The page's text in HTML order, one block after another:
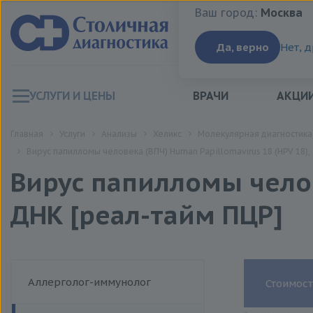
Ваш город:Москва
Ваш город: Москва
Да, верно Нет,
УСЛУГИ И ЦЕНЫ ВРАЧИ
Вирус папилломы
ДНК [реал-тайм ПЦР]
Аллерголог-иммунолог